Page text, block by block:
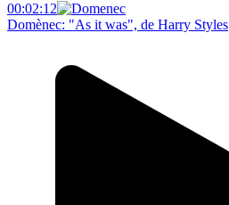
00:02:12
Domènec: "As it was", de Harry Styles